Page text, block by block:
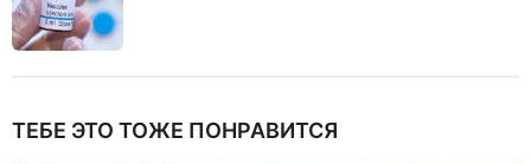
ТЕБЕ ЭТО ТОЖЕ ПОНРАВИТСЯ